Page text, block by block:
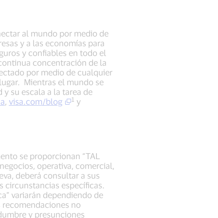
al mundo por medio de
y a las economías para
y confiables en todo el
concentración de la
por medio de cualquier
Mientras el mundo se
su escala a la tarea de
, visa.com/blog 1 y
se proporcionan “TAL
operativa, comercial,
deberá consultar a sus
circunstancias específicas.
variarán dependiendo de
no
y presunciones